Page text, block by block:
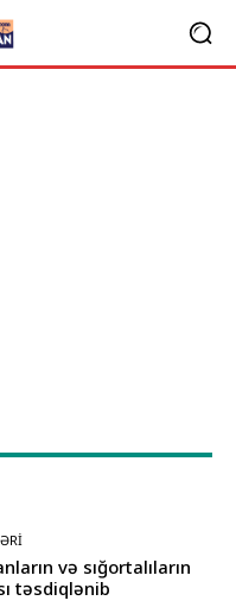
və sığortalıların
təsdiqlənib